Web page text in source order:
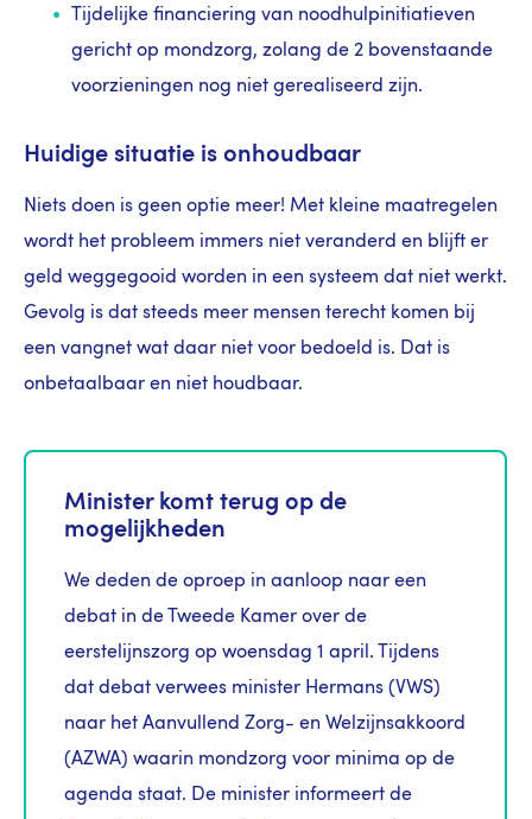
Tijdelijke financiering van noodhulpinitiatieven
gericht op mondzorg, zolang de 2 bovenstaande
voorzieningen nog niet gerealiseerd zijn.
Huidige situatie is onhoudbaar
Niets doen is geen optie meer! Met kleine maatregelen
wordt het probleem immers niet veranderd en blijft er
geld weggegooid worden in een systeem dat niet werkt.
Gevolg is dat steeds meer mensen terecht komen bij
een vangnet wat daar niet voor bedoeld is. Dat is
onbetaalbaar en niet houdbaar.
Minister komt terug op de
mogelijkheden
We deden de oproep in aanloop naar een
debat in de Tweede Kamer over de
eerstelijnszorg op woensdag 1 april. Tijdens
dat debat verwees minister Hermans (VWS)
naar het Aanvullend Zorg- en Welzijnsakkoord
(AZWA) waarin mondzorg voor minima op de
agenda staat. De minister informeert de